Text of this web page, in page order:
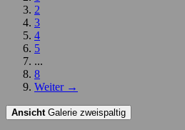
2
3
4
5
...
8
Weiter →
Ansicht Galerie zweispaltig